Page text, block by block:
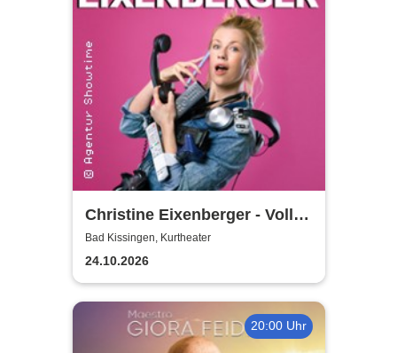
Christine Eixenberger - Volle
Kontrolle
Bad Kissingen, Kurtheater
24.10.2026
20:00 Uhr